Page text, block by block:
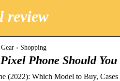
review
› Shopping
Phone Should
(2022): Which Model to Buy,